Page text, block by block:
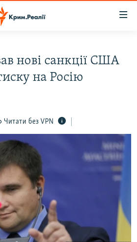
нові санкції США
на Росію
Читати без VPN